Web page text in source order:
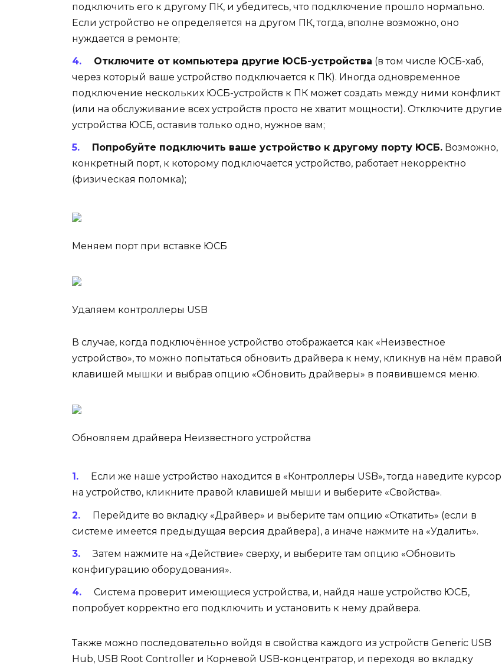
подключить его к другому ПК, и убедитесь, что подключение прошло нормально.
Если устройство не определяется на другом ПК, тогда, вполне возможно, оно
нуждается в ремонте;
Отключите от компьютера другие ЮСБ-устройства (в том числе ЮСБ-хаб,
через который ваше устройство подключается к ПК). Иногда одновременное
подключение нескольких ЮСБ-устройств к ПК может создать между ними конфликт
(или на обслуживание всех устройств просто не хватит мощности). Отключите другие
устройства ЮСБ, оставив только одно, нужное вам;
Попробуйте подключить ваше устройство к другому порту ЮСБ.Возможно,
конкретный порт, к которому подключается устройство, работает некорректно
(физическая поломка);
Меняем порт при вставке ЮСБ
Удаляем контроллеры USB
В случае, когда подключённое устройство отображается как «Неизвестное
устройство», то можно попытаться обновить драйвера к нему, кликнув на нём правой
клавишей мышки и выбрав опцию «Обновить драйверы» в появившемся меню.
Обновляем драйвера Неизвестного устройства
Если же наше устройство находится в «Контроллеры USB», тогда наведите курсор
на устройство, кликните правой клавишей мыши и выберите «Свойства».
Перейдите во вкладку «Драйвер» и выберите там опцию «Откатить» (если в
системе имеется предыдущая версия драйвера), а иначе нажмите на «Удалить».
Затем нажмите на «Действие» сверху, и выберите там опцию «Обновить
конфигурацию оборудования».
Система проверит имеющиеся устройства, и, найдя наше устройство ЮСБ,
попробует корректно его подключить и установить к нему драйвера.
Также можно последовательно войдя в свойства каждого из устройств Generic USB
Hub, USB Root Controller и Корневой USB-концентратор, и переходя во вкладку